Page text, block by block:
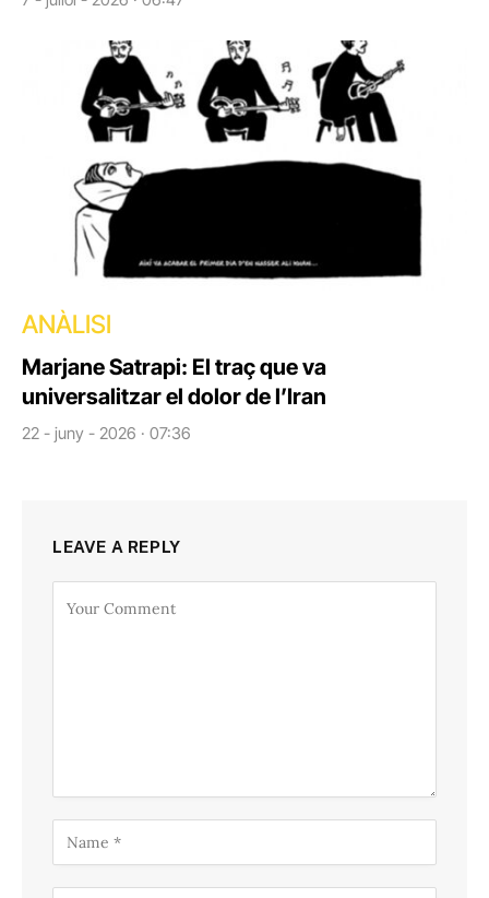
ANÀLISI
Marjane Satrapi: El traç que va
universalitzar el dolor de l’Iran
22 - juny - 2026 · 07:36
LEAVE A REPLY